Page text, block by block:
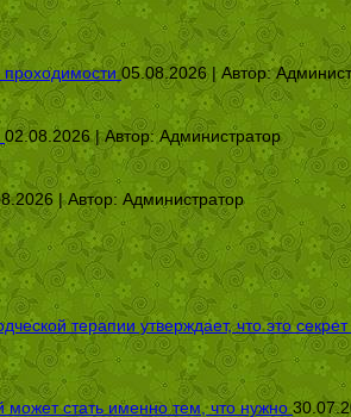
05.08.2026 | Автор:
02.08.2026 | Автор:Администратор
| Автор: Администратор
терапии утверждает, что это
стать именно тем, что нужно